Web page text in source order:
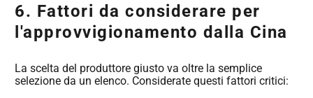
6. Fattori da considerare per
l'approvvigionamento dalla Cina
La scelta del produttore giusto va oltre la semplice
selezione da un elenco. Considerate questi fattori critici: